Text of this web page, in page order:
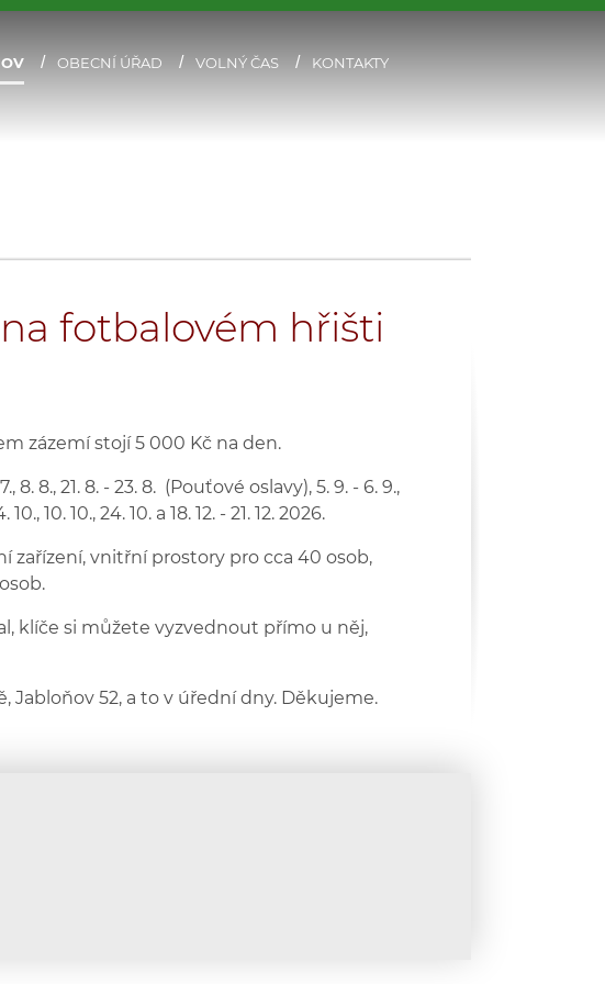
OBECNÍ ÚŘAD VOLNÝ ČAS KONTAKTY
fotbalovém hřišti
zázemí stojí 5 000 Kč na den.
8., 21. 8. - 23. 8. (Pouťové oslavy), 5. 9. - 6. 9.,
10. 10., 24. 10. a 18. 12. - 21. 12. 2026.
zařízení, vnitřní prostory pro cca 40 osob,
klíče si můžete vyzvednout přímo u něj,
52, a to v úřední dny. Děkujeme.
335 878